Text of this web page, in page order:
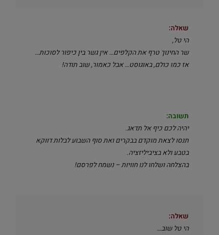
שאלה:
הי טל,
שר החינוך טרף את הקלפים… אין גשר בין כיפור לסוכות…
אז כמו כולם, באוגוסט… אבל כאמור, שוב תודה!
תשובה:
יהיה לכם כיף אל תדאג.
תנסו לצאת מוקדם בבקרים ואת סוף השבוע לבלות דווקא
בטבע ולא בציביליזציה.
בהצלחה ושלחו לנו חוויות – נשמח לפרסם!
שאלה:
הי טל שוב…